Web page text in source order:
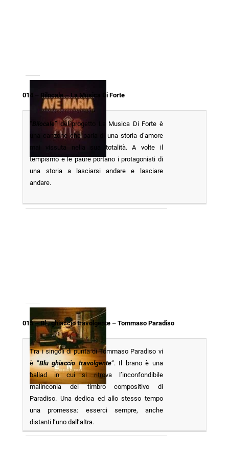
014 – Bilocale – La Musica Di Forte
Bilocale” del progetto La Musica Di Forte è
una canzone che parla di una storia d’amore
mai vissuta nella sua totalità. A volte il
tempismo e le paure portano i protagonisti di
una storia a lasciarsi andare e lasciare
andare.
015 – Blu ghiaccio travolgente – Tommaso Paradiso
Tra i singoli di punta di Tommaso Paradiso vi
è “Blu ghiaccio travolgente“. Il brano è una
ballad in cui si ritrova l’inconfondibile
malinconia del timbro compositivo di
Paradiso. Una dedica ed allo stesso tempo
una promessa: esserci sempre, anche
distanti l’uno dall’altra.